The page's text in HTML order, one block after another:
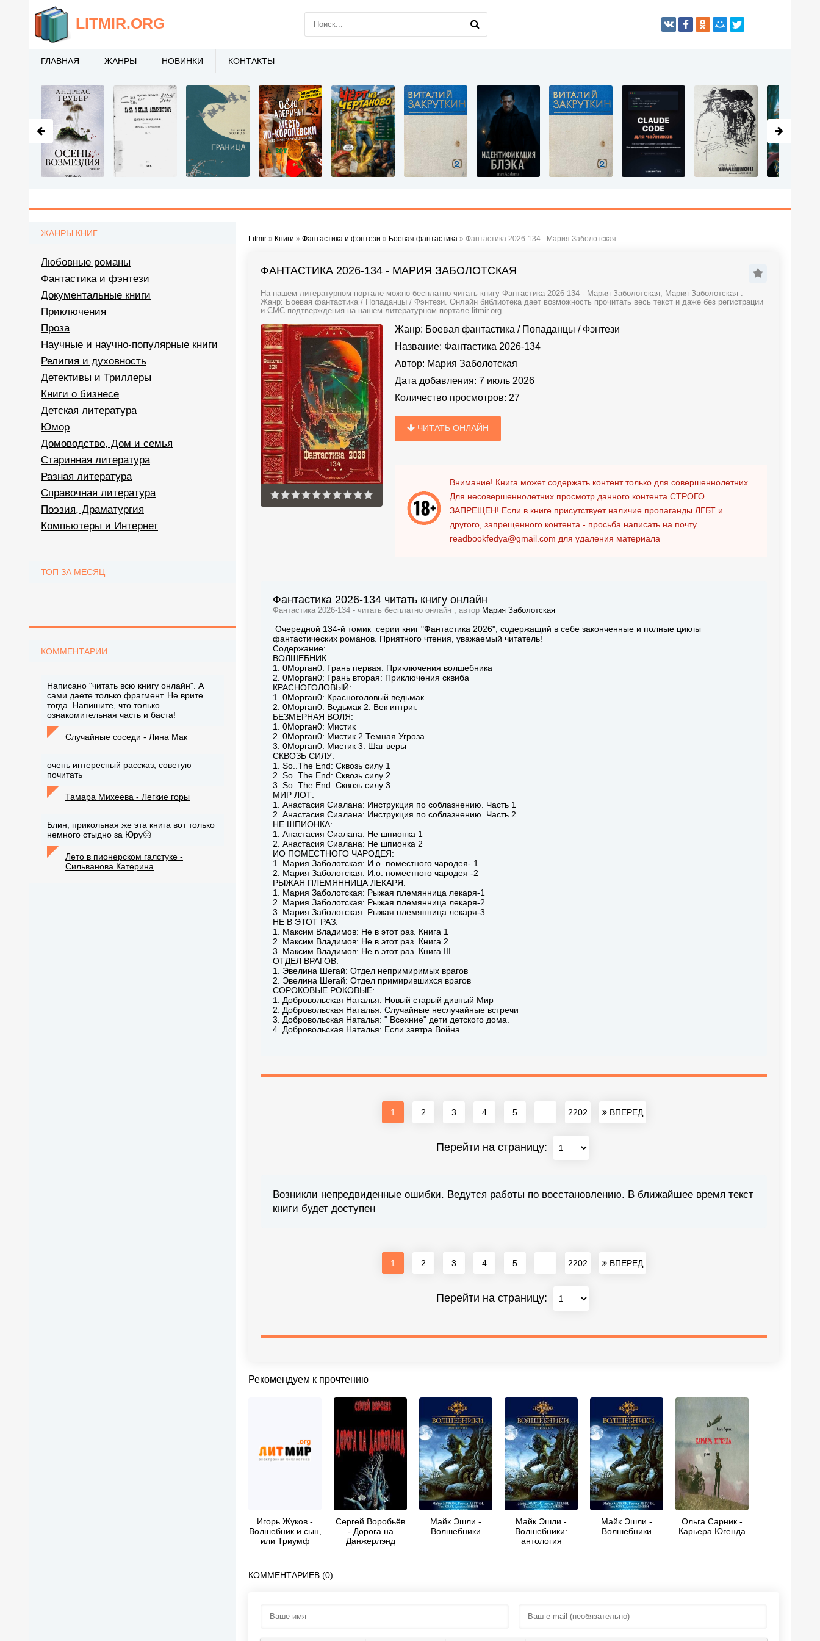
Litmir » Книги » Фантастика и фэнтези » Боевая фантастика » Фантастика 2026-134 - Мария Заболотская
ФАНТАСТИКА 2026-134 - МАРИЯ ЗАБОЛОТСКАЯ
На нашем литературном портале можно бесплатно читать книгу Фантастика 2026-134 - Мария Заболотская, Мария Заболотская .
Жанр: Боевая фантастика / Попаданцы / Фэнтези. Онлайн библиотека дает возможность прочитать весь текст и даже без регистрации
и СМС подтверждения на нашем литературном портале litmir.org.
Жанр: Боевая фантастика / Попаданцы / Фэнтези
Название: Фантастика 2026-134
Автор: Мария Заболотская
Дата добавления: 7 июль 2026
Количество просмотров: 27
ЧИТАТЬ ОНЛАЙН
Внимание! Книга может содержать контент только для совершеннолетних.
Для несовершеннолетних просмотр данного контента СТРОГО
ЗАПРЕЩЕН! Если в книге присутствует наличие пропаганды ЛГБТ и
другого, запрещенного контента - просьба написать на почту
readbookfedya@gmail.com для удаления материала
Фантастика 2026-134 читать книгу онлайн
Фантастика 2026-134 - читать бесплатно онлайн , автор Мария Заболотская
Очередной 134-й томик серии книг "Фантастика 2026", содержащий в себе законченные и полные циклы
фантастических романов. Приятного чтения, уважаемый читатель!
Содержание:
ВОЛШЕБНИК:
1. 0Mopган0: Грань первая: Приключения волшебника
2. 0Mopган0: Грань вторая: Приключения сквиба
КРАСНОГОЛОВЫЙ:
1. 0Mopган0: Красноголовый ведьмак
2. 0Mopган0: Ведьмак 2. Век интриг.
БЕЗМЕРНАЯ ВОЛЯ:
1. 0Mopган0: Мистик
2. 0Mopган0: Мистик 2 Темная Угроза
3. 0Mopган0: Мистик 3: Шаг веры
СКВОЗЬ СИЛУ:
1. So..The End: Сквозь силу 1
2. So..The End: Сквозь силу 2
3. So..The End: Сквозь силу 3
МИР ЛОТ:
1. Анастасия Сиалана: Инструкция по соблазнению. Часть 1
2. Анастасия Сиалана: Инструкция по соблазнению. Часть 2
НЕ ШПИОНКА:
1. Анастасия Сиалана: Не шпионка 1
2. Анастасия Сиалана: Не шпионка 2
ИО ПОМЕСТНОГО ЧАРОДЕЯ:
1. Мария Заболотская: И.о. поместного чародея- 1
2. Мария Заболотская: И.о. поместного чародея -2
РЫЖАЯ ПЛЕМЯННИЦА ЛЕКАРЯ:
1. Мария Заболотская: Рыжая племянница лекаря-1
2. Мария Заболотская: Рыжая племянница лекаря-2
3. Мария Заболотская: Рыжая племянница лекаря-3
НЕ В ЭТОТ РАЗ:
1. Максим Владимов: Не в этот раз. Книга 1
2. Максим Владимов: Не в этот раз. Книга 2
3. Максим Владимов: Не в этот раз. Книга III
ОТДЕЛ ВРАГОВ:
1. Эвелина Шегай: Отдел непримиримых врагов
2. Эвелина Шегай: Отдел примирившихся врагов
СОРОКОВЫЕ РОКОВЫЕ:
1. Добровольская Наталья: Новый старый дивный Мир
2. Добровольская Наталья: Случайные неслучайные встречи
3. Добровольская Наталья: " Всехние" дети детского дома.
4. Добровольская Наталья: Если завтра Война...
1 2 3 4 5 2202 ВПЕРЕД
Перейти на страницу:
Возникли непредвиденные ошибки. Ведутся работы по восстановлению. В ближайшее время текст
книги будет доступен
1 2 3 4 5 2202 ВПЕРЕД
Перейти на страницу:
Рекомендуем к прочтению
Игорь Жуков -
Волшебник и сын,
или Триумф
Сергей Воробьёв
- Дорога на
Данжерлэнд
Майк Эшли -
Волшебники
Майк Эшли -
Волшебники:
антология
Майк Эшли -
Волшебники
Ольга Сарник -
Карьера Югенда
КОММЕНТАРИЕВ (0)
ЖАНРЫ КНИГ
Любовные романы
Фантастика и фэнтези
Документальные книги
Приключения
Проза
Научные и научно-популярные книги
Религия и духовность
Детективы и Триллеры
Книги о бизнесе
Детская литература
Юмор
Домоводство, Дом и семья
Старинная литература
Разная литература
Справочная литература
Поэзия, Драматургия
Компьютеры и Интернет
ТОП ЗА МЕСЯЦ
КОММЕНТАРИИ
Написано "читать всю книгу онлайн". А
сами даете только фрагмент. Не врите
тогда. Напишите, что только
ознакомительная часть и баста!
Случайные соседи - Лина Мак
очень интересный рассказ, советую
почитать
Тамара Михеева - Легкие горы
Блин, прикольная же эта книга вот только
немного стыдно за Юру🫠
Лето в пионерском галстуке -
Сильванова Катерина
LITMIR.ORG
ГЛАВНАЯ ЖАНРЫ НОВИНКИ КОНТАКТЫ